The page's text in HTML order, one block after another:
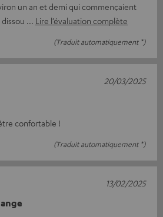
un an et demi qui commençaient
Lire l’évaluation complète
(Traduit automatiquement *)
confortable !
(Traduit automatiquement *)
20/03/2025
13/02/2025